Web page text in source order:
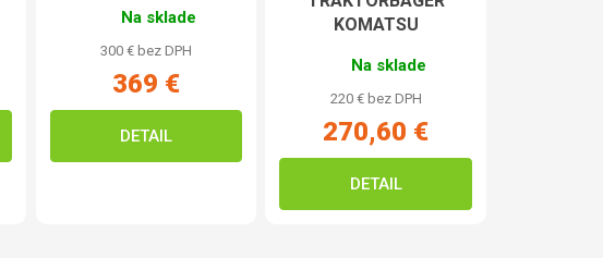
Na sklade
300 € bez DPH
369 €
DETAIL
KOMATSU
Na sklade
220 € bez DPH
270,60 €
DETAIL